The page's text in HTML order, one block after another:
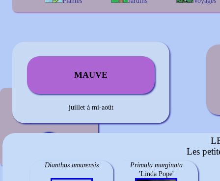
A B C D
E
alphabétique
En Belgique
MAUVE
juillet à mi-août
Les
Dianthus amurensis
Primula marginata
'Linda Pope'